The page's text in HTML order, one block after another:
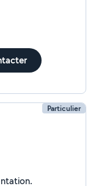
Particulier
ma présentation.